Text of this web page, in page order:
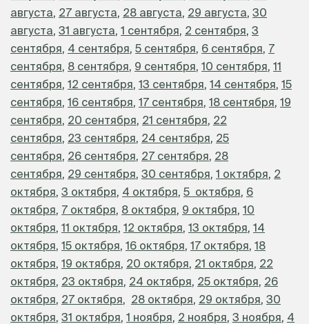
августа, 27 августа, 28 августа, 29 августа, 30
августа, 31 августа, 1 сентября, 2 сентября, 3
сентября, 4 сентября, 5 сентября, 6 сентября, 7
сентября, 8 сентября, 9 сентября, 10 сентября, 11
сентября, 12 сентября, 13 сентября, 14 сентября, 15
сентября, 16 сентября, 17 сентября, 18 сентября, 19
сентября, 20 сентября, 21 сентября, 22
сентября, 23 сентября, 24 сентября, 25
сентября, 26 сентября, 27 сентября, 28
сентября, 29 сентября, 30 сентября, 1 октября, 2
октября, 3 октября, 4 октября, 5 октября, 6
октября, 7 октября, 8 октября, 9 октября, 10
октября, 11 октября, 12 октября, 13 октября, 14
октября, 15 октября, 16 октября, 17 октября, 18
октября, 19 октября, 20 октября, 21 октября, 22
октября, 23 октября, 24 октября, 25 октября, 26
октября, 27 октября, 28 октября, 29 октября, 30
октября, 31 октября, 1 ноября, 2 ноября, 3 ноября, 4